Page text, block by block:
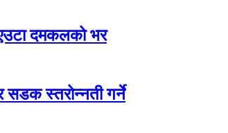
दमकलको भर
सडक स्तरोन्नती गर्ने